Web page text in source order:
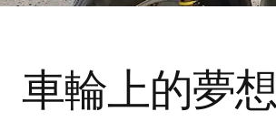
車輪上的夢想